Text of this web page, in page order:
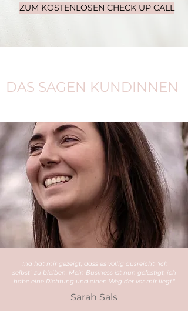
ZUM KOSTENLOSEN CHECK UP CALL
DAS SAGEN KUNDINNEN
"Ina hat mir gezeigt, dass es völlig ausreicht "ich
selbst" zu bleiben. Mein Business ist nun gefestigt, ich
habe eine Richtung und einen Weg der vor mir liegt."
Sarah Sals